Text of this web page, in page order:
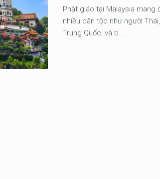
Phật giáo tại Malaysia
nhiều dân tộc như người
Trung Quốc, và b...